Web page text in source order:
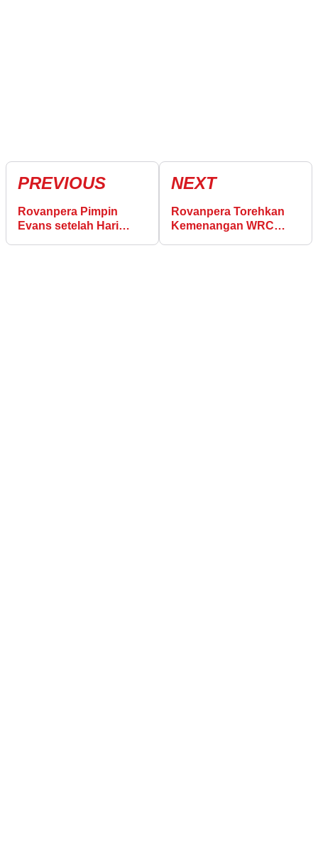
PREVIOUS
Rovanpera Pimpin
Evans setelah Hari
NEXT
Rovanpera Torehkan
Kemenangan WRC